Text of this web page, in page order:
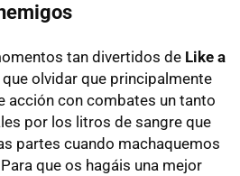
tan divertidos de Like a
que olvidar que principalmente
acción con combates un tanto
por los litros de sangre que
partes cuando machaquemos
que os hagáis una mejor